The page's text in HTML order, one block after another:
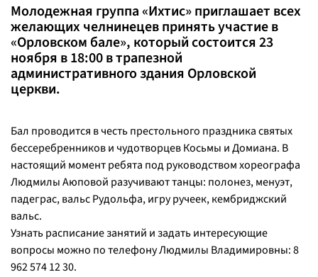
Молодежная группа «Ихтис» приглашает всех
желающих челнинецев принять участие в
«Орловском бале», который состоится 23
ноября в 18:00 в трапезной
административного здания Орловской
церкви.
Бал проводится в честь престольного праздника святых
бессеребренников и чудотворцев Косьмы и Домиана. В
настоящий момент ребята под руководством хореографа
Людмилы Аюповой разучивают танцы: полонез, менуэт,
падеграс, вальс Рудольфа, игру ручеек, кембриджский
вальс.
Узнать расписание занятий и задать интересующие
вопросы можно по телефону Людмилы Владимировны: 8
962 574 12 30.